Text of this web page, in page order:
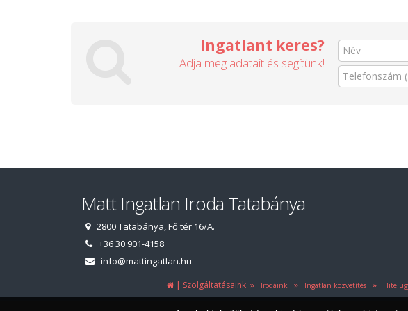
Ingatlant keres?
Adja meg adatait és segítünk!
Matt Ingatlan Iroda Tatabánya
2800 Tatabánya, Fő tér 16/A.
+36 30 901-4158
info@mattingatlan.hu
| Szolgáltatásaink» Irodáink» Ingatlan közvetítés»